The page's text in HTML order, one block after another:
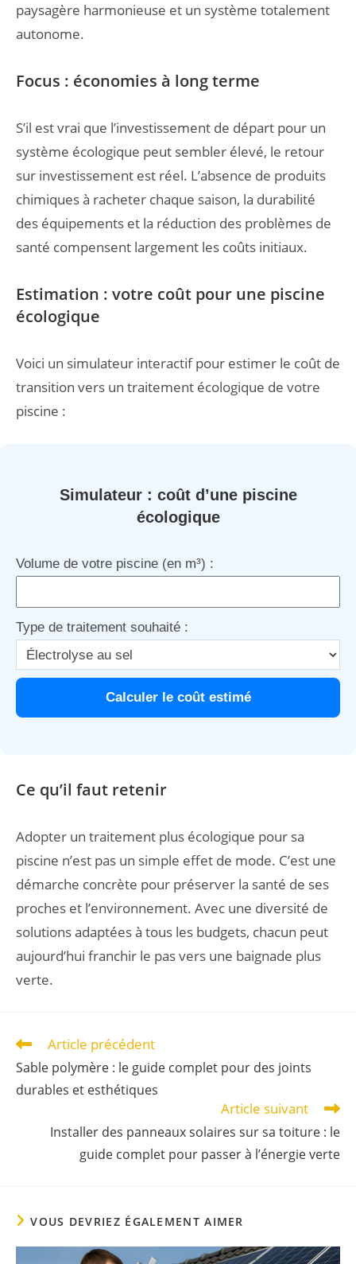
paysagère harmonieuse et un système totalement
autonome.
Focus : économies à long terme
S’il est vrai que l’investissement de départ pour un
système écologique peut sembler élevé, le retour
sur investissement est réel. L’absence de produits
chimiques à racheter chaque saison, la durabilité
des équipements et la réduction des problèmes de
santé compensent largement les coûts initiaux.
Estimation : votre coût pour une piscine
écologique
Voici un simulateur interactif pour estimer le coût de
transition vers un traitement écologique de votre
piscine :
Simulateur : coût d’une piscine
écologique
Volume de votre piscine (en m³) :
Type de traitement souhaité :
Calculer le coût estimé
Ce qu’il faut retenir
Adopter un traitement plus écologique pour sa
piscine n’est pas un simple effet de mode. C’est une
démarche concrète pour préserver la santé de ses
proches et l’environnement. Avec une diversité de
solutions adaptées à tous les budgets, chacun peut
aujourd’hui franchir le pas vers une baignade plus
verte.
Article précédent
Sable polymère : le guide complet pour des joints
durables et esthétiques
Article suivant
Installer des panneaux solaires sur sa toiture : le
guide complet pour passer à l’énergie verte
VOUS DEVRIEZ ÉGALEMENT AIMER